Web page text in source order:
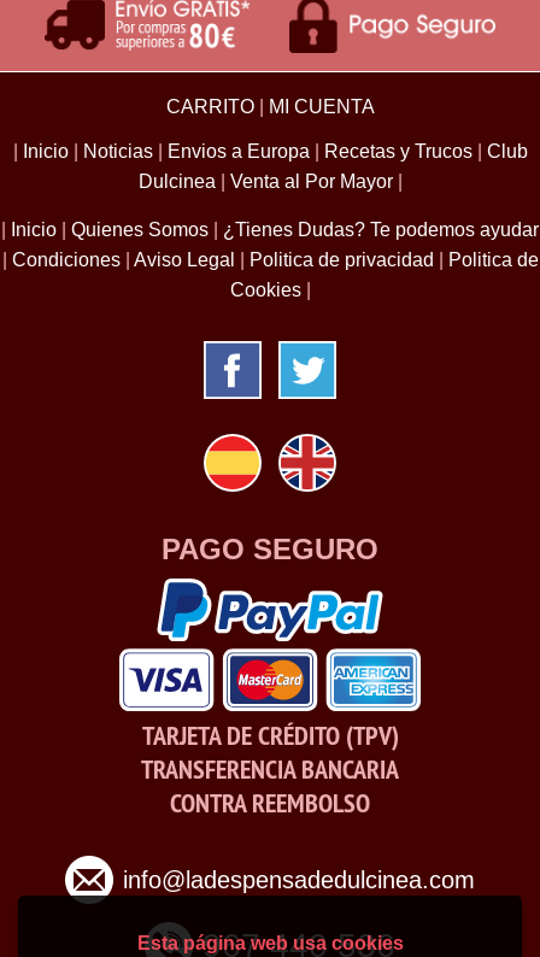
CARRITO| MI CUENTA
Inicio Noticias Envios a Europa Recetas y Trucos
Club
Dulcinea
Venta al Por Mayor
Inicio Quienes Somos
¿Tienes Dudas? Te podemos ayudar
Condiciones Aviso Legal Politica de privacidad
Politica de
Cookies
PAGO SEGURO
TARJETA DE CRÉDITO (TPV)
TRANSFERENCIA BANCARIA
CONTRA REEMBOLSO
info@ladespensadedulcinea.com
967 440 536
Esta página web usa cookies